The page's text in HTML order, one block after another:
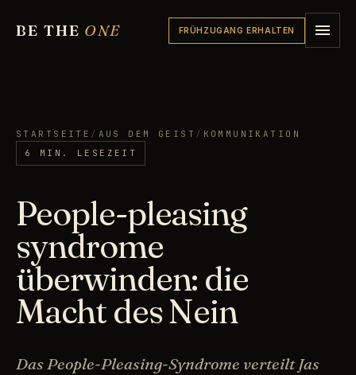
BE THE ONE FRÜHZUGANG ERHALTEN
STARTSEITE / AUS DEM GEIST / KOMMUNIKATION
6 MIN. LESEZEIT
People-pleasing
syndrome
überwinden: die
Macht des Nein
Das People-Pleasing-Syndrome verteilt Jas